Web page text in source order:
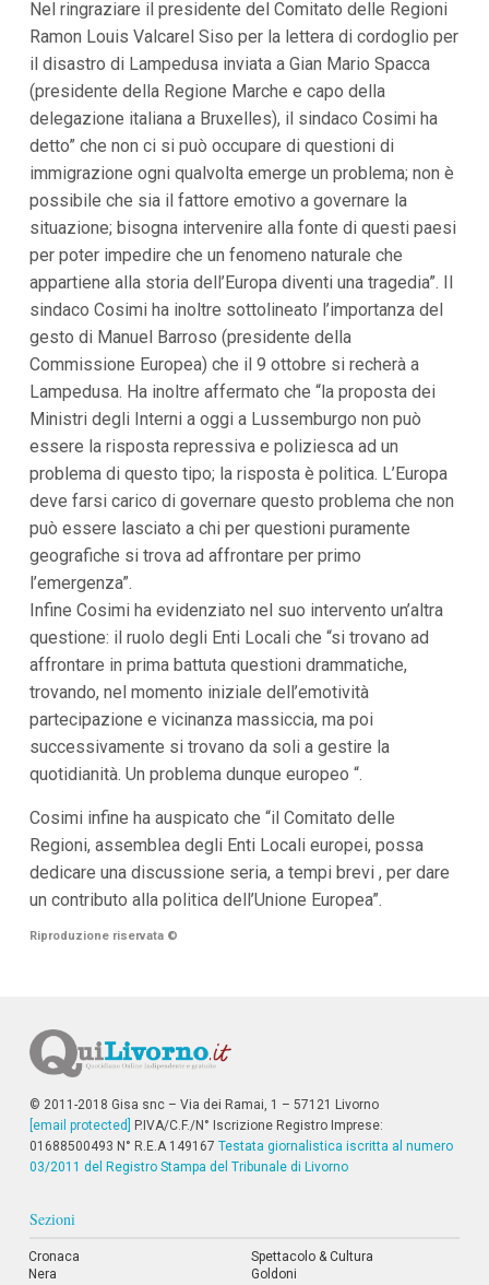
M
e
n
P
r
n
c
p
a
e
V
i
i
n
f
n
d
o
Nel ringraziare il presidente del Comitato delle Regioni
Ramon Louis Valcarel Siso per la lettera di cordoglio per
il disastro di Lampedusa inviata a Gian Mario Spacca
(presidente della Regione Marche e capo della
delegazione italiana a Bruxelles), il sindaco Cosimi ha
detto” che non ci si può occupare di questioni di
immigrazione ogni qualvolta emerge un problema; non è
possibile che sia il fattore emotivo a governare la
situazione; bisogna intervenire alla fonte di questi paesi
per poter impedire che un fenomeno naturale che
appartiene alla storia dell’Europa diventi una tragedia”. Il
sindaco Cosimi ha inoltre sottolineato l’importanza del
gesto di Manuel Barroso (presidente della
Commissione Europea) che il 9 ottobre si recherà a
Lampedusa. Ha inoltre affermato che “la proposta dei
Ministri degli Interni a oggi a Lussemburgo non può
essere la risposta repressiva e poliziesca ad un
problema di questo tipo; la risposta è politica. L’Europa
deve farsi carico di governare questo problema che non
può essere lasciato a chi per questioni puramente
geografiche si trova ad affrontare per primo
l’emergenza”.
Infine Cosimi ha evidenziato nel suo intervento un’altra
questione: il ruolo degli Enti Locali che “si trovano ad
affrontare in prima battuta questioni drammatiche,
trovando, nel momento iniziale dell’emotività
partecipazione e vicinanza massiccia, ma poi
successivamente si trovano da soli a gestire la
quotidianità. Un problema dunque europeo “.
Cosimi infine ha auspicato che “il Comitato delle
Regioni, assemblea degli Enti Locali europei, possa
dedicare una discussione seria, a tempi brevi , per dare
un contributo alla politica dell’Unione Europea”.
Riproduzione riservata ©
© 2011-2018 Gisa snc – Via dei Ramai, 1 – 57121 Livorno
[email protected]
P.IVA/C.F./N° Iscrizione Registro Imprese:
01688500493 N° R.E.A 149167 Testata giornalistica iscritta al numero
03/2011 del Registro Stampa del Tribunale di Livorno
Sezioni
Cronaca
Nera
Spettacolo & Cultura
Goldoni